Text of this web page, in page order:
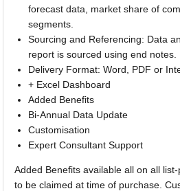
forecast data, market share of
segments.
Sourcing and Referencing: Data
report is sourced using end notes.
Delivery Format: Word, PDF or
+ Excel Dashboard
Added Benefits
Bi-Annual Data Update
Customisation
Expert Consultant Support
Added Benefits available all on all
to be claimed at time of purchase.